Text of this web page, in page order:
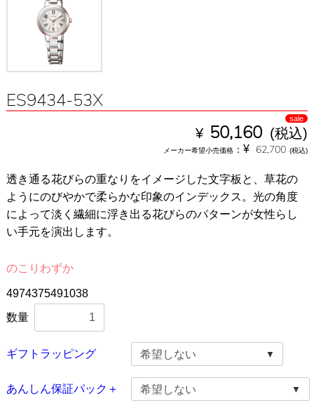
ES9434-53X
sale
¥ 50,160 (税込)
メーカー希望小売価格 ：¥ 62,700 (税込)
透き通る花びらの重なりをイメージした文字板と、草花の
ようにのびやかで柔らかな印象のインデックス。光の角度
によって淡く繊細に浮き出る花びらのパターンが女性らし
い手元を演出します。
のこりわずか
4974375491038
数量
ギフトラッピング
あんしん保証パック＋